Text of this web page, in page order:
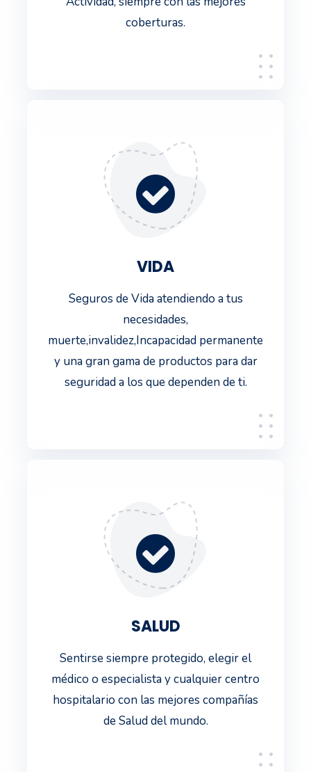
coberturas.
VIDA
Seguros de Vida atendiendo a tus
necesidades,
muerte,invalidez,Incapacidad permanente
y una gran gama de productos para dar
seguridad a los que dependen de ti.
SALUD
Sentirse siempre protegido, elegir el
médico o especialista y cualquier centro
hospitalario con las mejores compañías
de Salud del mundo.